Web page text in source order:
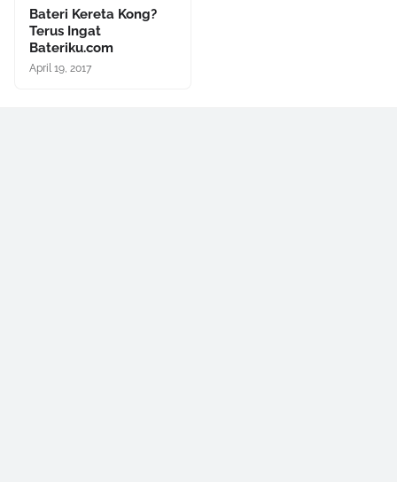
Bateri Kereta Kong?
Terus Ingat
Bateriku.com
April 19, 2017